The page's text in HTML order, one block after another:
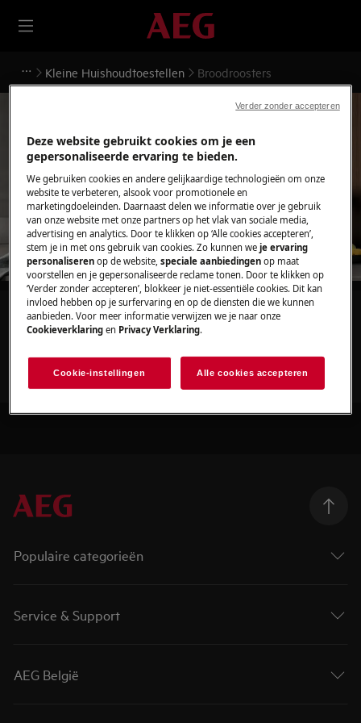
Kleine Huishoudtoestellen Broodroosters
Ondersteuning voor
Broodroosters
Zoek tussen onze ondersteuningsartikelen
Populaire categorieën
Service & Support
AEG België
Deze website gebruikt cookies om je een
gepersonaliseerde ervaring te bieden.
We gebruiken cookies en andere gelijkaardige technologieën om onze
website te verbeteren, alsook voor promotionele en
marketingdoeleinden. Daarnaast delen we informatie over je gebruik
van onze website met onze partners op het vlak van sociale media,
advertising en analytics. Door te klikken op ‘Alle cookies accepteren’,
stem je in met ons gebruik van cookies. Zo kunnen weje ervaring
personaliseren op de website,speciale aanbiedingen op maat
voorstellen en je gepersonaliseerde reclame tonen. Door te klikken op
‘Verder zonder accepteren’, blokkeer je niet-essentiële cookies. Dit kan
invloed hebben op je surfervaring en op de diensten die we kunnen
aanbieden. Voor meer informatie verwijzen we je naar onze
Cookieverklaring en Privacy Verklaring.
Cookie-instellingen Alle cookies accepteren
Verder zonder accepteren